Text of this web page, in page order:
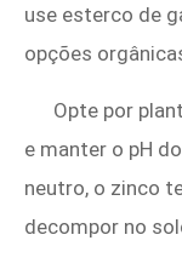
use esterco de
opções
Opte por
e manter o pH
neutro, o zinco
decompor no